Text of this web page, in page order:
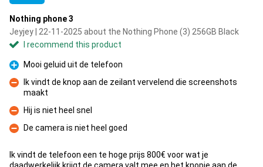
Nothing phone 3
Jeyjey | 22-11-2025 about the Nothing Phone (3) 256GB Black
I recommend this product
Pro
Mooi geluid uit de telefoon
Con
Ik vindt de knop aan de zeilant vervelend die screenshots
maakt
Con
Hij is niet heel snel
Con
De camera is niet heel goed
Ik vindt de telefoon een te hoge prijs 800€ voor wat je